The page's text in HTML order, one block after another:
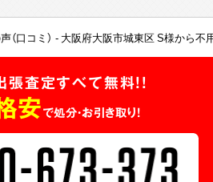
（口コミ） 大阪府大阪市城東区 S様から不
張査定すべて無料!!
安で処分・お引き取り！